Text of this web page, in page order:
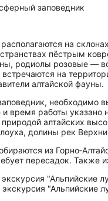
на
пёстрым
родиолы розовые —
на
алтайской фауны.
необходимо
время работы указано
природой алтайских
долины рек
из
пересадок. Также